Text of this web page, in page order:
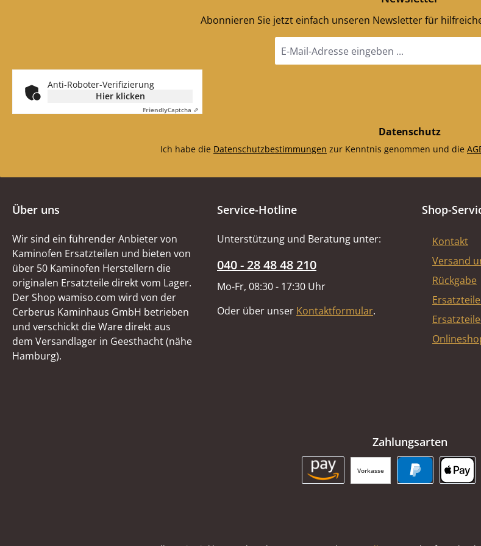
Abonnieren Sie jetzt einfach unseren Newsletter für
Mail-
Anti-Roboter-Verifizierung
Hier klicken
FriendlyCaptcha ⇗
Datenschutz
Ich habe die Datenschutzbestimmungen zur Kenntnis genommen und die
Über uns
Wir sind ein führender Anbieter von
Kaminofen Ersatzteilen und bieten von
über 50 Kaminofen Herstellern die
originalen Ersatzteile direkt vom Lager.
Der Shop wamiso.com wird von der
Cerberus Kaminhaus GmbH betrieben
und verschickt die Ware direkt aus
dem Versandlager in Geesthacht (nähe
Hamburg).
Service-Hotline
Unterstützung und Beratung unter:
040 - 28 48 48 210
Mo-Fr, 08:30 - 17:30 Uhr
Oder über unser Kontaktformular.
Shop-
Kontakt
Versand
Rückgabe
Zahlungsarten
Vorkasse